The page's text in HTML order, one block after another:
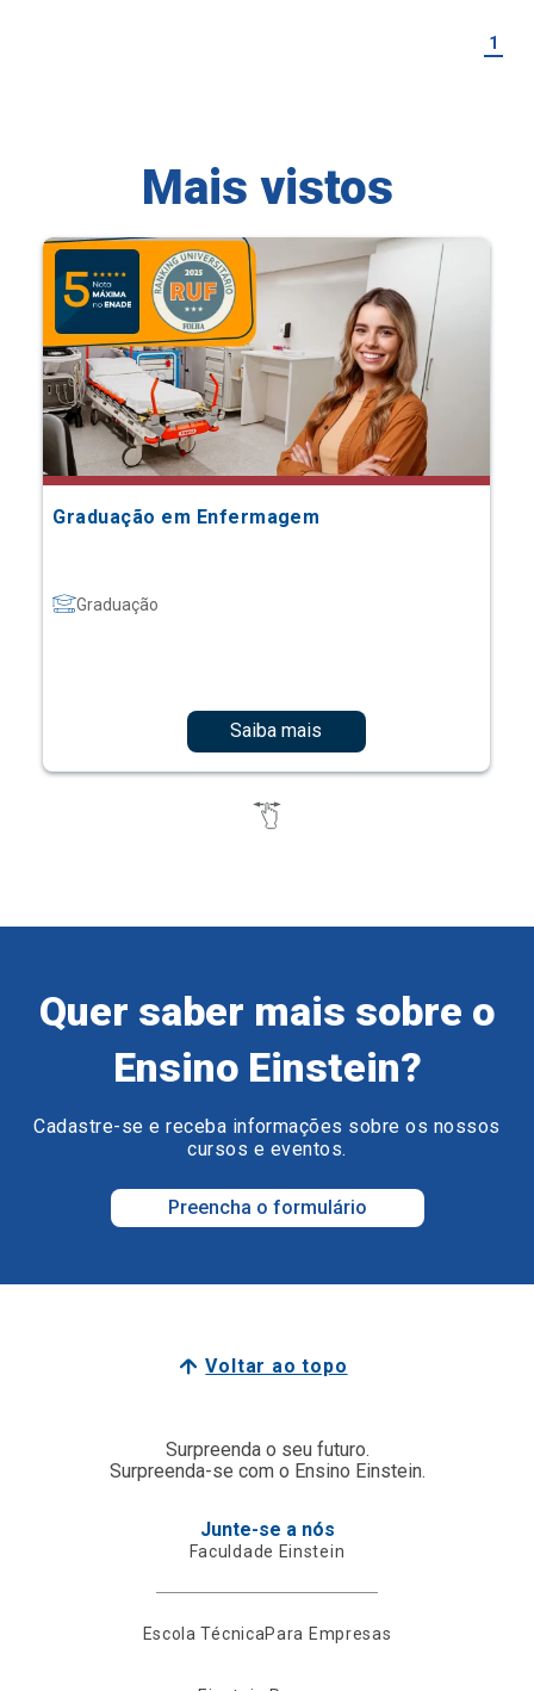
1
Mais vistos
Graduação em Enfermagem
Graduação
Saiba mais
Quer saber mais sobre o
Ensino Einstein?
Cadastre-se e receba informações sobre os nossos
cursos e eventos.
Preencha o formulário
Voltar ao topo
Surpreenda o seu futuro.
Surpreenda-se com o Ensino Einstein.
Junte-se a nós
Faculdade Einstein
Escola TécnicaPara Empresas